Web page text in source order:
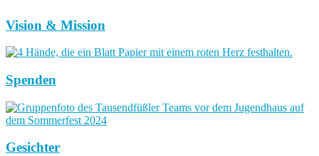
Vision & Mission
Spenden
Gesichter